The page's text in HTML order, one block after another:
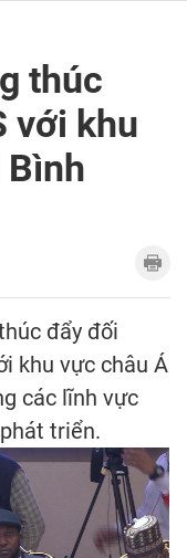
thúc
với khu
đẩy đối
khu vực châu Á
các lĩnh vực
triển.